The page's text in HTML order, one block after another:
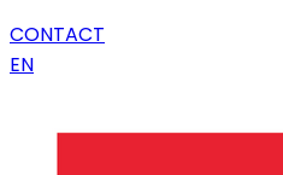
CONTACT
EN